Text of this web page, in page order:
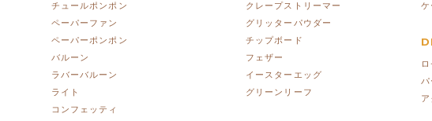
チュールポンポン
ペーパーファン
ペーパーポンポン
バルーン
ラバーバルーン
ライト
コンフェッティ
クレープストリーマー
グリッターパウダー
チップボード
フェザー
イースターエッグ
グリーンリーフ
ケ